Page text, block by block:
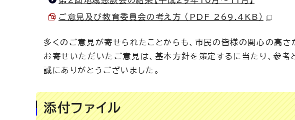
ご意見及び教育委員会の考え方 （PDF 269.4KB）
多くのご意見が寄せられたことからも、市民の皆様の関心の高さ
お寄せいただいたご意見は、基本方針を策定するに当たり、参考
誠にありがとうございました。
添付ファイル